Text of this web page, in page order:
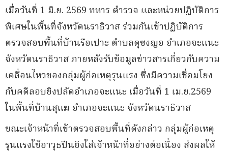
เมื่อวันที่ 1 มิ.ย. 2569 ทหาร ตำรวจ และหน่วยปฏิบัติการ
พิเศษในพื้นที่จังหวัดนราธิวาส ร่วมกันเข้าปฏิบัติการ
ตรวจสอบพื้นที่บ้านรือเปาะ ตำบลดุซงญอ อำเภอจะแนะ
จังหวัดนราธิวาส ภายหลังรับข้อมูลข่าวสารเกี่ยวกับความ
เคลื่อนไหวของกลุ่มผู้ก่อเหตุรุนแรง ซึ่งมีความเชื่อมโยง
กับคดีลอบยิงปลัดอำเภอจะแนะ เมื่อวันที่ 1 เม.ย.2569
ในพื้นที่บ้านสุแฆ อำเภอจะแนะ จังหวัดนราธิวาส
ขณะเจ้าหน้าที่เข้าตรวจสอบพื้นที่ดังกล่าว กลุ่มผู้ก่อเหตุ
รุนแรงใช้อาวุธปืนยิงใส่เจ้าหน้าที่อย่างต่อเนื่อง ส่งผลให้